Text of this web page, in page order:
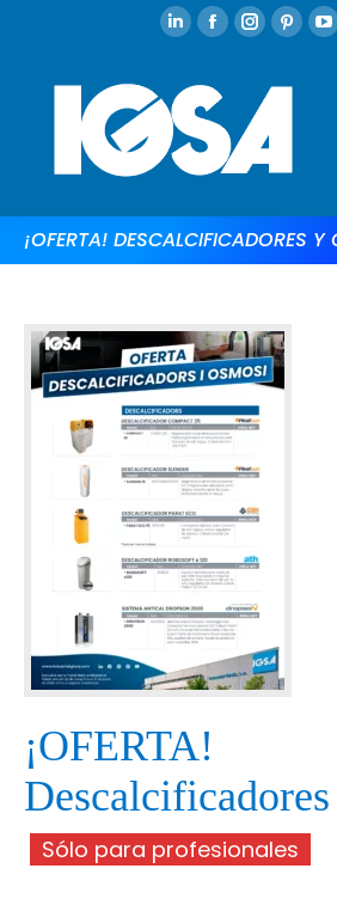
¡OFERTA! DESCALCIFICADORES Y
¡OFERTA!
Sólo para profesionales